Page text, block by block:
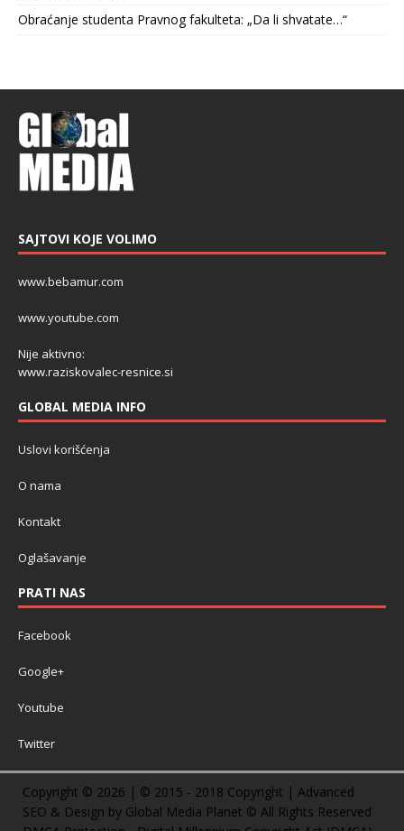
Obraćanje studenta Pravnog fakulteta: „Da li shvatate…“
SAJTOVI KOJE VOLIMO
www.bebamur.com
www.youtube.com
Nije aktivno:
www.raziskovalec-resnice.si
GLOBAL MEDIA INFO
Uslovi korišćenja
O nama
Kontakt
Oglašavanje
PRATI NAS
Facebook
Google+
Youtube
Twitter
Copyright © 2026 | © 2015 - 2018 Copyright | Advanced
SEO & Design by Global Media Planet © All Rights Reserved